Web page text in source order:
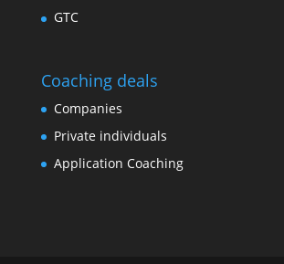
GTC
Coaching deals
Companies
Private individuals
Application Coaching